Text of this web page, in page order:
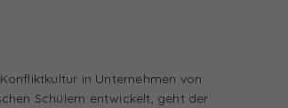
in Unternehmen von
Schülern entwickelt, geht der